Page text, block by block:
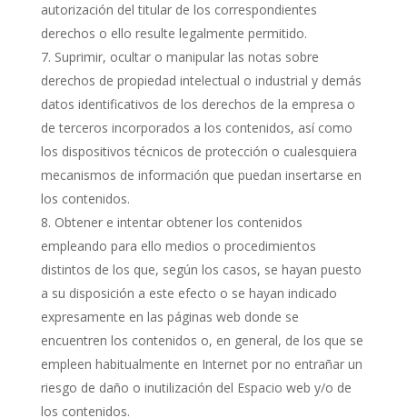
autorización del titular de los correspondientes
derechos o ello resulte legalmente permitido.
Suprimir, ocultar o manipular las notas sobre
derechos de propiedad intelectual o industrial y demás
datos identificativos de los derechos de la empresa o
de terceros incorporados a los contenidos, así como
los dispositivos técnicos de protección o cualesquiera
mecanismos de información que puedan insertarse en
los contenidos.
Obtener e intentar obtener los contenidos
empleando para ello medios o procedimientos
distintos de los que, según los casos, se hayan puesto
a su disposición a este efecto o se hayan indicado
expresamente en las páginas web donde se
encuentren los contenidos o, en general, de los que se
empleen habitualmente en Internet por no entrañar un
riesgo de daño o inutilización del Espacio web y/o de
los contenidos.